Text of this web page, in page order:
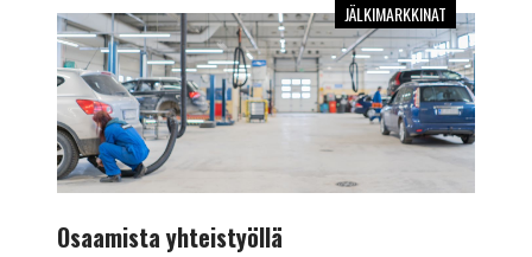
Osaamista
yhteistyöllä
JÄLKIMARKKINAT
Osaamista yhteistyöllä